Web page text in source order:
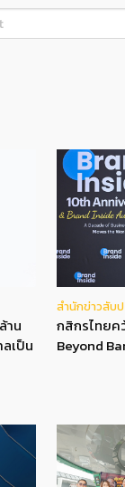
าน
เป็น
สํานักข่าวสับป
กสิกรไทยค
Beyond